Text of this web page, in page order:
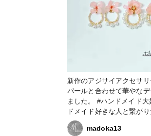
新作のアジサイアクセサリ
パールと合わせて華やなデ
ました。 #ハンドメイド大好き #ハン
ドメイド好きな人と繋がり
セサリー作家 #フラワーア
#フラワーアクセサリー作
madoka13